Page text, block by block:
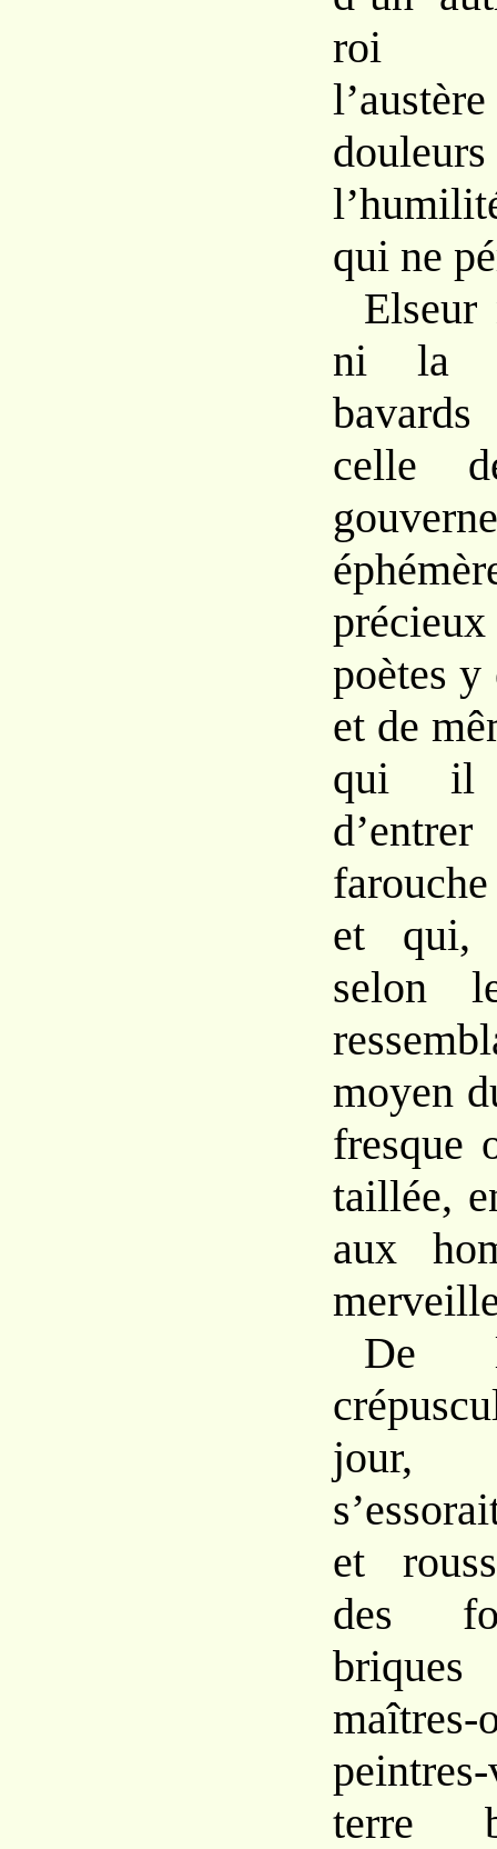
roi
qui ne
Elseur
ni
celle
poètes y
et de
qui
et
selon
ressem
moyen
fresque
taillée,
aux
De
jour,
et
des
terre